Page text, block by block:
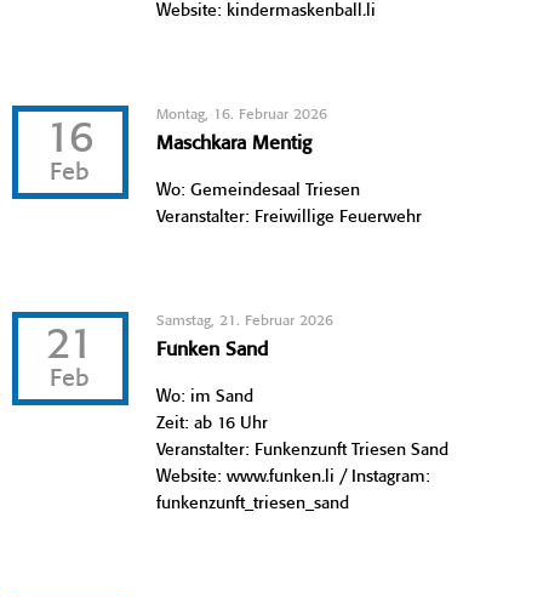
Website: kindermaskenball.li
16
Feb
Montag, 16. Februar 2026
Maschkara Mentig
Wo: Gemeindesaal Triesen
Veranstalter: Freiwillige Feuerwehr
21
Feb
Samstag, 21. Februar 2026
Funken Sand
Wo: im Sand
Zeit: ab 16 Uhr
Veranstalter: Funkenzunft Triesen Sand
Website: www.funken.li / Instagram:
funkenzunft_triesen_sand